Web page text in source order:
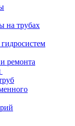
на трубах
ремонта